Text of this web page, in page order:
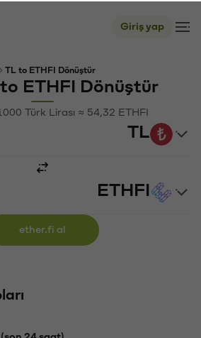
Giriş yap
TL to ETHFI Dönüştür
ETHFI Dönüştür
Türk Lirası ≈ 54,32 ETHFI
TL
ETHFI
ether.fi al
24 saat)